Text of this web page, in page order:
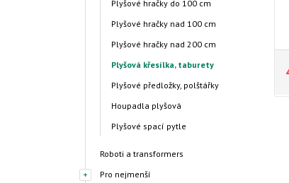
Plyšové hračky do 100 cm
Plyšové hračky nad 100 cm
Plyšové hračky nad 200 cm
Plyšová křesílka, taburety
Plyšové předložky, polštářky
Houpadla plyšová
Plyšové spací pytle
Roboti a transformers
Pro nejmenší